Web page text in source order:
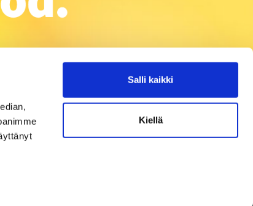
Salli kaikki
Kiellä